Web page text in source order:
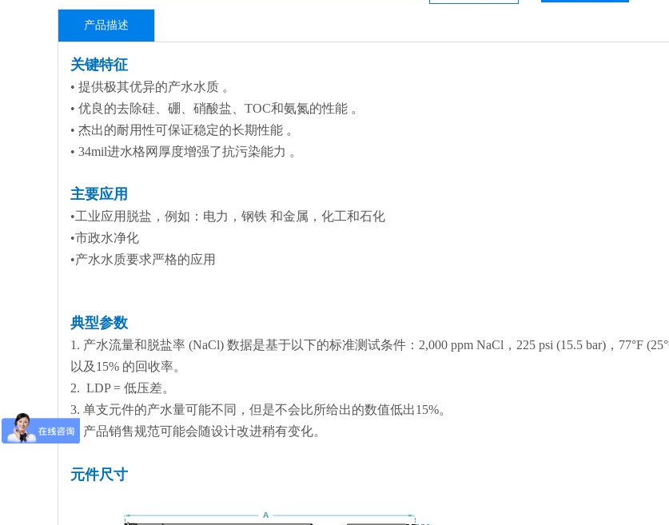
产品描述
关键特征
• 提供极其优异的产水水质 。
• 优良的去除硅、硼、硝酸盐、TOC和氨氮的性能 。
• 杰出的耐用性可保证稳定的长期性能 。
• 34mil进水格网厚度增强了抗污染能力 。
主要应用
•工业应用脱盐，例如：电力，钢铁 和金属，化工和石化
•市政水净化
•产水水质要求严格的应用
典型参数
1. 产水流量和脱盐率 (NaCl) 数据是基于以下的标准测试条件：2,000 ppm NaCl，225 psi (15.5 bar)，77°F
以及15% 的回收率。
2. LDP = 低压差。
3. 单支元件的产水量可能不同，但是不会比所给出的数值低出15%。
4. 产品销售规范可能会随设计改进稍有变化。
元件尺寸